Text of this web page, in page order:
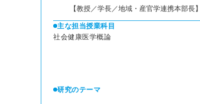
【教授／学長／地域・産官学連携本部長】
主な担当授業科目
社会健康医学概論
研究のテーマ